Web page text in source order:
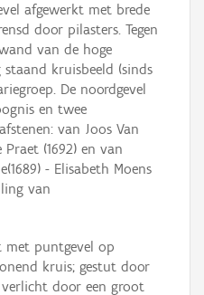
afgewerkt met brede
door pilasters. Tegen
van de hoge
kruisbeeld (sinds
De noordgevel
en twee
van Joos Van
Praet (1692) en van
- Elisabeth Moens
van
met puntgevel op
kruis; gestut door
verlicht door een groot